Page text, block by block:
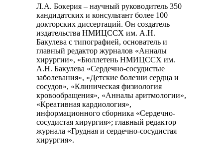
Л.А. Бокерия – научный руководитель 350
кандидатских и консультант более 100
докторских диссертаций. Он создатель
издательства НМИЦССХ им. А.Н.
Бакулева с типографией, основатель и
главный редактор журналов «Анналы
хирургии», «Бюллетень НМИЦССХ им.
А.Н. Бакулева «Сердечно-сосудистые
заболевания», «Детские болезни сердца и
сосудов», «Клиническая физиология
кровообращения», «Анналы аритмологии»,
«Креативная кардиология»,
информационного сборника «Сердечно-
сосудистая хирургия»; главный редактор
журнала «Грудная и сердечно-сосудистая
хирургия».